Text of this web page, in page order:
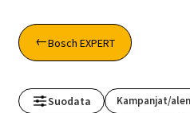
Bosch EXPERT
Suodata